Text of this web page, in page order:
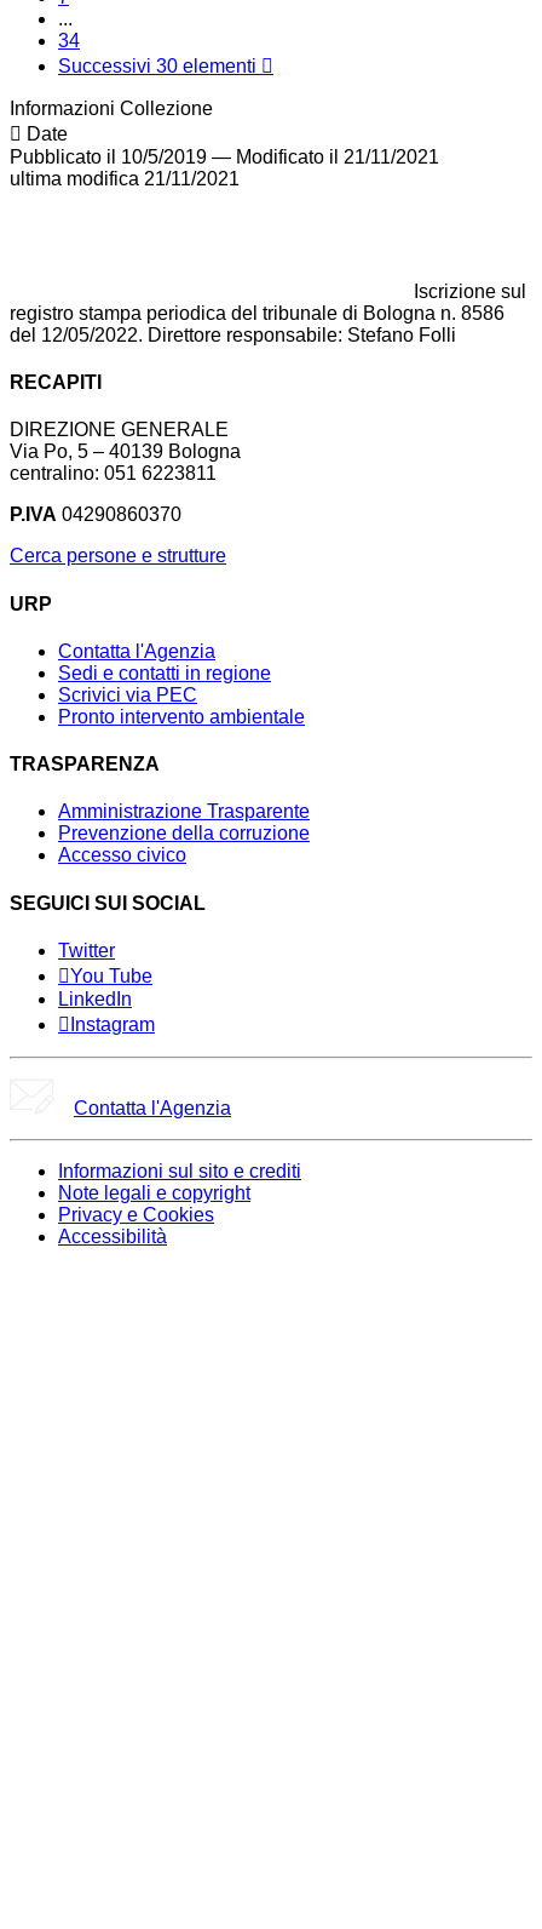
...
34
Successivi 30 elementi
Informazioni Collezione
Date
Pubblicato il 10/5/2019 — Modificato il 21/11/2021
ultima modifica 21/11/2021
Iscrizione sul
registro stampa periodica del tribunale di Bologna n. 8586
del 12/05/2022. Direttore responsabile: Stefano Folli
RECAPITI
DIREZIONE GENERALE
Via Po, 5 – 40139 Bologna
centralino: 051 6223811
P.IVA 04290860370
Cerca persone e strutture
URP
Contatta l'Agenzia
Sedi e contatti in regione
Scrivici via PEC
Pronto intervento ambientale
TRASPARENZA
Amministrazione Trasparente
Prevenzione della corruzione
Accesso civico
SEGUICI SUI SOCIAL
Twitter
You Tube
LinkedIn
Instagram
Contatta l'Agenzia
Informazioni sul sito e crediti
Note legali e copyright
Privacy e Cookies
Accessibilità